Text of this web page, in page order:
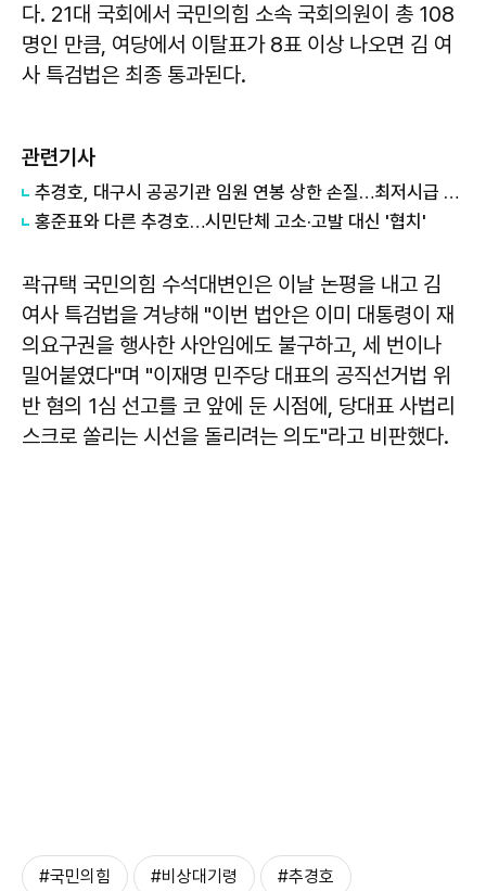
다. 21대 국회에서 국민의힘 소속 국회의원이 총 108
명인 만큼, 여당에서 이탈표가 8표 이상 나오면 김 여
사 특검법은 최종 통과된다.
관련기사
추경호, 대구시 공공기관 임원 연봉 상한 손질…최저시급 발언 재조명
홍준표와 다른 추경호…시민단체 고소·고발 대신 '협치'
곽규택 국민의힘 수석대변인은 이날 논평을 내고 김
여사 특검법을 겨냥해 "이번 법안은 이미 대통령이 재
의요구권을 행사한 사안임에도 불구하고, 세 번이나
밀어붙였다"며 "이재명 민주당 대표의 공직선거법 위
반 혐의 1심 선고를 코 앞에 둔 시점에, 당대표 사법리
스크로 쏠리는 시선을 돌리려는 의도"라고 비판했다.
#국민의힘 #비상대기령 #추경호